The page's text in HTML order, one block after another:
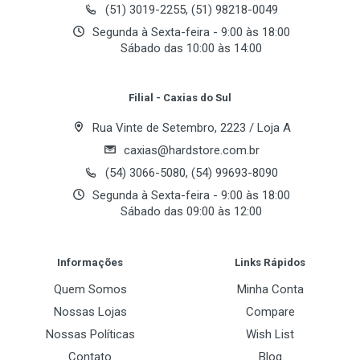
Especificações Técnicas:
Processador:Intel Core i3-10100F – 4
jogos e tarefas do dia a dia com agilidade.
Memória: 8GB DDR4-2666 – Capacidade e
velocidade adequadas para jogos leves e
multitarefas simples.
Armazenamento:240GB SSD – Inicializações
e carregamentos mais rápidos, além de espaço
Placa de Vídeo:
Radeon RX 560 4GB –
4GB de memória GDDR5
– Desempenho
sólido para jogos populares em 1080p.
8GB DDR4-2666
Disco Sólido (SSD)
240GB SATA
Fonte de Alimentação
Conectividade
LAN Ethernet
10/100/1000 Gigabit
(51) 3019-2255, (51) 98218-0049
Segunda à Sexta-feira - 9:00 às 18:00
Sábado das 10:00 às 14:00
Filial - Caxias do Sul
Rua Vinte de Setembro, 2223 / Loja A
caxias@hardstore.com.br
(54) 3066-5080, (54) 99693-8090
Segunda à Sexta-feira - 9:00 às 18:00
Sábado das 09:00 às 12:00
Informações
Quem Somos
Nossas Lojas
Nossas Políticas
Contato
Links Rápidos
Minha Conta
Compare
Wish List
Blog